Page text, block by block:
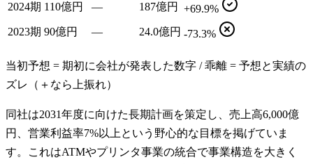
2024期 110億円 — 187億円
+69.9%
2023期 90億円 — 24.0億円 -73.3%
当初予想 = 期初に会社が発表した数字 / 乖離 = 予想と実績の
ズレ（＋なら上振れ）
同社は2031年度に向けた長期計画を策定し、売上高6,000億
円、営業利益率7%以上という野心的な目標を掲げていま
す。これはATMやプリンタ事業の統合で事業構造を大きく